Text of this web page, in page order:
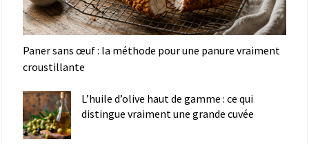
Paner sans œuf : la méthode pour une panure vraiment
croustillante
L’huile d’olive haut de gamme : ce qui
distingue vraiment une grande cuvée